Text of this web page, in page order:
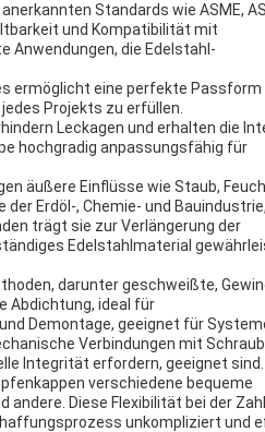
Standards wie ASME,
und Kompatibilität mit
Anwendungen, die Edelstahl-
ermöglicht eine perfekte
Projekts zu erfüllen.
Leckagen und erhalten die
hochgradig anpassungsfähig für
äußere Einflüsse wie Staub,
Erdöl-, Chemie- und
trägt sie zur Verlängerung der
Edelstahlmaterial
darunter geschweißte,
Abdichtung, ideal für
Demontage, geeignet für
Verbindungen mit
Integrität erfordern, geeignet sind.
verschiedene bequeme
Diese Flexibilität bei der
unkompliziert und